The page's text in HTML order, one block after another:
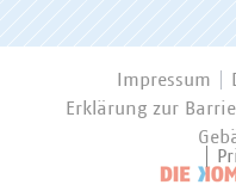
Impressum
Erklärung zur